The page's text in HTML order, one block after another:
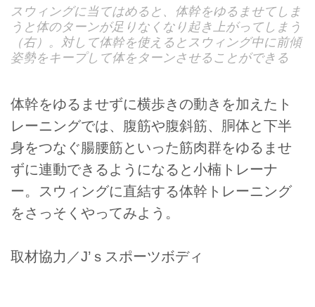
スウィングに当てはめると、体幹をゆるませてしま
うと体のターンが足りなくなり起き上がってしまう
（右）。対して体幹を使えるとスウィング中に前傾
姿勢をキープして体をターンさせることができる
体幹をゆるませずに横歩きの動きを加えたト
レーニングでは、腹筋や腹斜筋、胴体と下半
身をつなぐ腸腰筋といった筋肉群をゆるませ
ずに連動できるようになると小楠トレーナ
ー。スウィングに直結する体幹トレーニング
をさっそくやってみよう。
取材協力／J’ｓスポーツボディ